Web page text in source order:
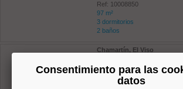
Ref: 10008850
97 m²
3 dormitorios
2 baños
Chamartín, El Viso
105 m²
2 dormitorios
2 baños
Consentimiento para las
datos